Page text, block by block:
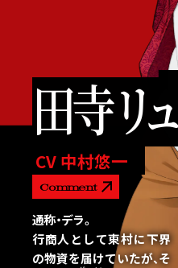
田寺リュ
CV 中村悠一
Comment
通称・デラ。
行商人として東村に下界
の物資を届けていたが、そ